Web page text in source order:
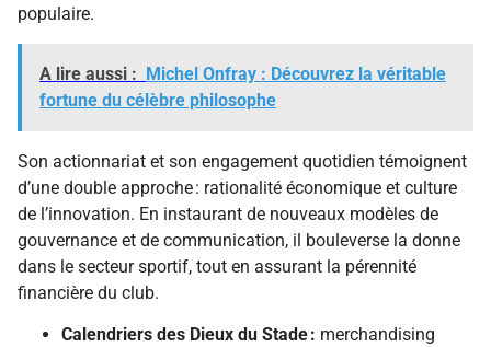
populaire.
A lire aussi : Michel Onfray : Découvrez la véritable
fortune du célèbre philosophe
Son actionnariat et son engagement quotidien témoignent
d’une double approche : rationalité économique et culture
de l’innovation. En instaurant de nouveaux modèles de
gouvernance et de communication, il bouleverse la donne
dans le secteur sportif, tout en assurant la pérennité
financière du club.
Calendriers des Dieux du Stade : merchandising